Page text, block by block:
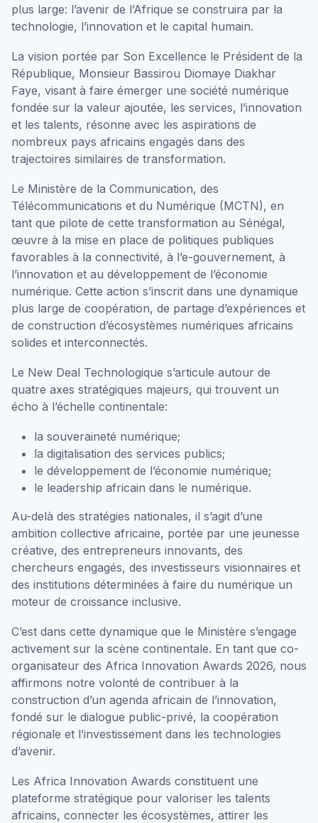
plus large: l’avenir de l’Afrique se construira par la
technologie, l’innovation et le capital humain.
La vision portée par Son Excellence le Président de la
République, Monsieur Bassirou Diomaye Diakhar
Faye, visant à faire émerger une société numérique
fondée sur la valeur ajoutée, les services, l’innovation
et les talents, résonne avec les aspirations de
nombreux pays africains engagés dans des
trajectoires similaires de transformation.
Le Ministère de la Communication, des
Télécommunications et du Numérique (MCTN), en
tant que pilote de cette transformation au Sénégal,
œuvre à la mise en place de politiques publiques
favorables à la connectivité, à l’e-gouvernement, à
l’innovation et au développement de l’économie
numérique. Cette action s’inscrit dans une dynamique
plus large de coopération, de partage d’expériences et
de construction d’écosystèmes numériques africains
solides et interconnectés.
Le New Deal Technologique s’articule autour de
quatre axes stratégiques majeurs, qui trouvent un
écho à l’échelle continentale:
la souveraineté numérique;
la digitalisation des services publics;
le développement de l’économie numérique;
le leadership africain dans le numérique.
Au-delà des stratégies nationales, il s’agit d’une
ambition collective africaine, portée par une jeunesse
créative, des entrepreneurs innovants, des
chercheurs engagés, des investisseurs visionnaires et
des institutions déterminées à faire du numérique un
moteur de croissance inclusive.
C’est dans cette dynamique que le Ministère s’engage
activement sur la scène continentale. En tant que co-
organisateur des Africa Innovation Awards 2026, nous
affirmons notre volonté de contribuer à la
construction d’un agenda africain de l’innovation,
fondé sur le dialogue public-privé, la coopération
régionale et l’investissement dans les technologies
d’avenir.
Les Africa Innovation Awards constituent une
plateforme stratégique pour valoriser les talents
africains, connecter les écosystèmes, attirer les